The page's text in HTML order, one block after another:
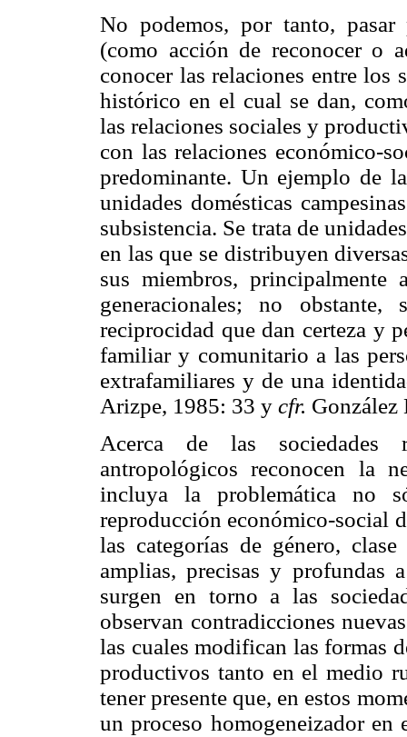
No podemos, por tanto,
(como acción de reconocer o
conocer las relaciones entre
histórico en el cual se dan,
las relaciones sociales y
con las relaciones económico-
predominante. Un ejemplo de
unidades domésticas
subsistencia. Se trata de
en las que se distribuyen
sus miembros,
generacionales; no
reciprocidad que dan certeza y
familiar y comunitario a las
extrafamiliares y de una
Arizpe, 1985: 33 y cfr. González
Acerca de las sociedades
antropológicos reconocen la
incluya la problemática no
reproducción económico-social
las categorías de género,
amplias, precisas y profundas
surgen en torno a las
observan contradicciones
las cuales modifican las formas
productivos tanto en el medio
tener presente que, en estos
un proceso homogeneizador en